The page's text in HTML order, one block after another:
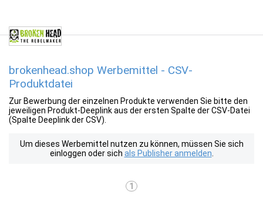
brokenhead.shop Werbemittel - CSV-
Produktdatei
Zur Bewerbung der einzelnen Produkte verwenden Sie bitte den
jeweiligen Produkt-Deeplink aus der ersten Spalte der CSV-Datei
(Spalte Deeplink der CSV).
Um dieses Werbemittel nutzen zu können, müssen Sie sich
einloggen oder sich als Publisher anmelden
1